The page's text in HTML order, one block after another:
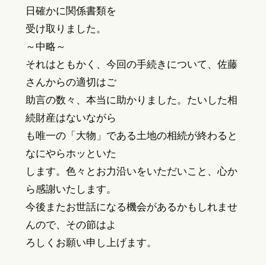
日確かに関係書類を
受け取りました。
～中略～
それはともかく、今回の手続きについて、佐藤
さんからの適切はご
助言の数々、本当に助かりました。たいした相
続財産はないながら
も唯一の「大物」である土地の相続が終わると
なにやらホッといた
します。色々とお力沿いをいただいこと、心か
ら感謝いたします。
今後またお世話になる機会があるかもしれませ
んので、その節はよ
ろしくお願い申し上げます。